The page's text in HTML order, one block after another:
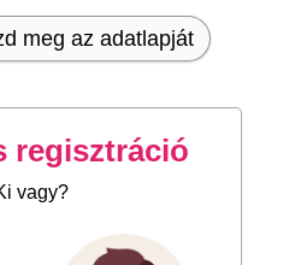
meg az adatlapját
regisztráció
vagy?